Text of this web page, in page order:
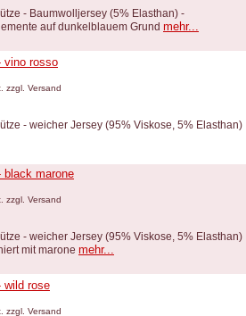
- Baumwolljersey (5% Elasthan) -
auf dunkelblauem Grund mehr...
vino rosso
zzgl. Versand
- weicher Jersey (95% Viskose, 5% Elasthan)
black marone
zzgl. Versand
- weicher Jersey (95% Viskose, 5% Elasthan)
mit marone mehr...
wild rose
zzgl. Versand